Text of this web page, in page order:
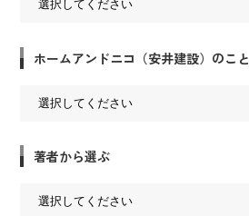
ホームアンドニコ（安井建設）のこと
著者から選ぶ